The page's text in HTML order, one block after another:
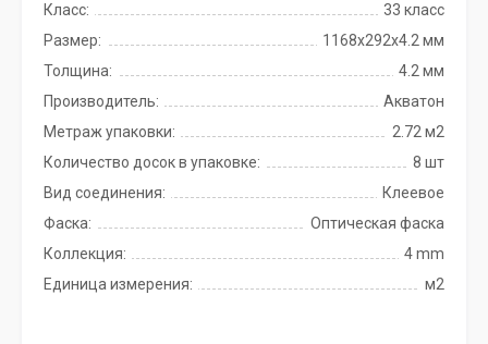
Класс:
33 класс
Размер:
1168х292х4.2 мм
Толщина:
4.2 мм
Производитель:
Акватон
Метраж упаковки:
2.72 м2
Количество досок в упаковке:
8 шт
Вид соединения:
Клеевое
Фаска:
Оптическая фаска
Коллекция:
4 mm
Единица измерения:
м2